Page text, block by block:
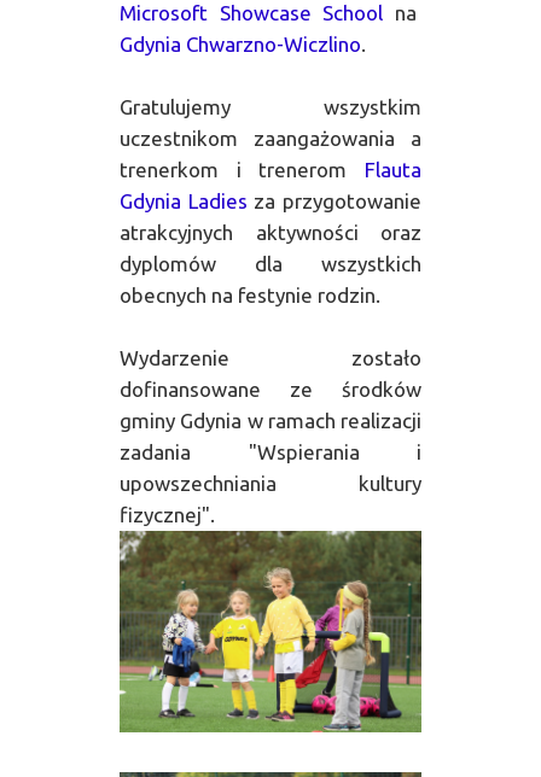
Microsoft Showcase School na
Gdynia Chwarzno-Wiczlino.
Gratulujemy wszystkim
uczestnikom zaangażowania a
trenerkom i trenerom Flauta
Gdynia Ladies za przygotowanie
atrakcyjnych aktywności oraz
dyplomów dla wszystkich
obecnych na festynie rodzin.
Wydarzenie zostało
dofinansowane ze środków
gminy Gdynia w ramach realizacji
zadania "Wspierania i
upowszechniania kultury
fizycznej".